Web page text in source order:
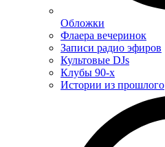
Обложки
Флаера вечеринок
Записи радио эфиров
Культовые DJs
Клубы 90-х
Истории из прошлого